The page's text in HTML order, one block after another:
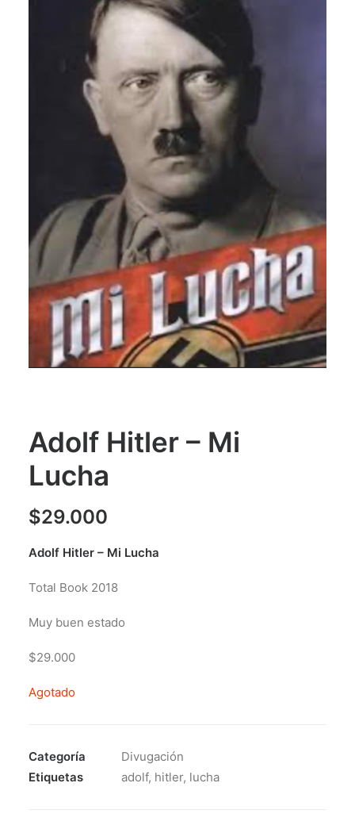
CATEGORÍAS
AUTORES DESTACADOS
CONTACTO
LOGIN / REGISTER
CART
Adolf Hitler – Mi
Lucha
$29.000
Adolf Hitler – Mi Lucha
Total Book 2018
Muy buen estado
$29.000
Agotado
Categoría
Divugación
Etiquetas
adolf, hitler, lucha